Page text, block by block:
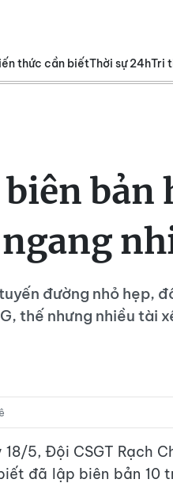
thức cần biếtThời sự 24hTri
biên bản
ngang
đường nhỏ hẹp,
thế nhưng nhiều tài
18/5, Đội CSGT Rạch
đã lập biên bản 10